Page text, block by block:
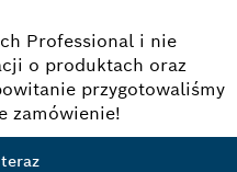
Professional i nie
o produktach oraz
przygotowaliśmy
zamówienie!